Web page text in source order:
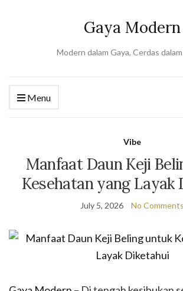
Gaya Modern
Modern dalam Gaya, Cerdas
Menu
Vibe
Manfaat Daun Keji
Kesehatan yang Layak
July 5, 2026 No Comments